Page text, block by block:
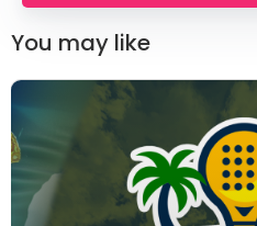
You may like